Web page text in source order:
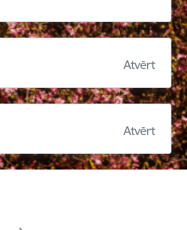
Atvērt
Atvērt